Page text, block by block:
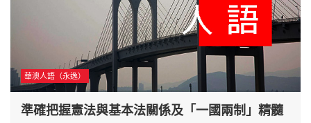
華澳人語（永逸）
準確把握憲法與基本法關係及「一國兩制」精髓